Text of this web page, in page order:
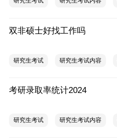
双非硕士好找工作吗
研究生考试 研究生考试内容
考研录取率统计2024
研究生考试 研究生考试内容